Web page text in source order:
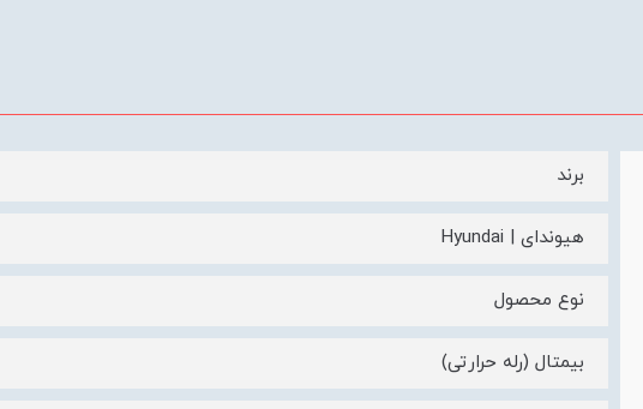
برند
هیوندای | Hyundai
نوع محصول
بیمتال (رله حرارتی)